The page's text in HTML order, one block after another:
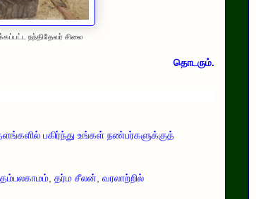
நந்திதேவர் சிலை
தொடரும்.
பகிர்ந்து உங்கள் நண்பர்களுக்குத்
தம்பலகாமம், தர்ம சீலன், வரலாற்றில்